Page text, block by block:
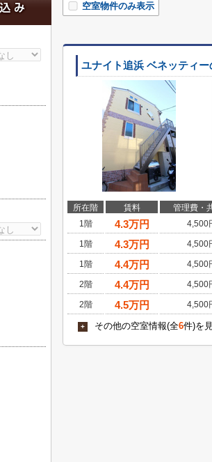
空室物件のみ表示
ユナイト追浜 ベネッティー
所在階 賃料 管理費・
1階
4.3万円 4,500
1階
4.3万円 4,500
1階
4.4万円 4,500
2階
4.4万円 4,500
2階
4.5万円 4,500
+ その他の空室情報(全6件)を